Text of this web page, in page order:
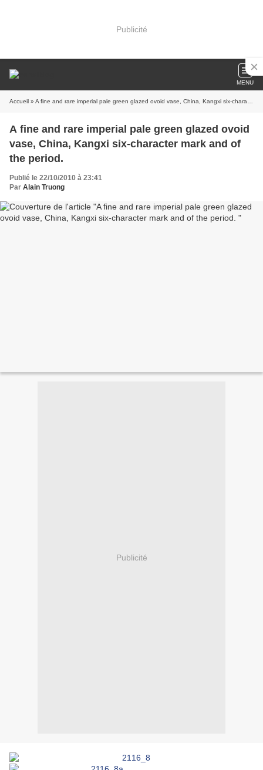
Publicité
MENU
Accueil » A fine and rare imperial pale green glazed ovoid vase, China, Kangxi six-character mark and of the period.
A fine and rare imperial pale green glazed ovoid
vase, China, Kangxi six-character mark and of
the period.
Publié le 22/10/2010 à 23:41
Par Alain Truong
Publicité